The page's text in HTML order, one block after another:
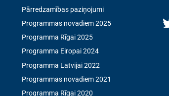
Pārredzamības paziņojumi
Programmas novadiem 2025
Programma Rīgai 2025
Programma Eiropai 2024
Programma Latvijai 2022
Programmas novadiem 2021
Programma Rīgai 2020